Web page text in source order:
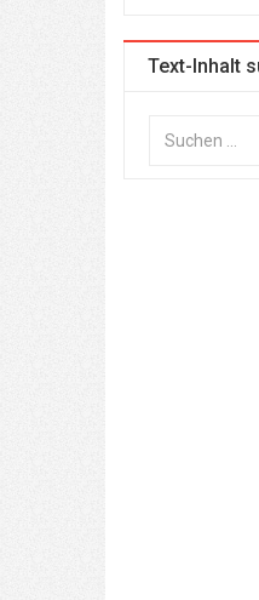
Text-Inhalt